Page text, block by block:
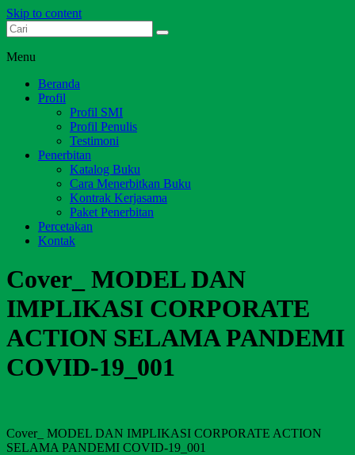
Skip to content
Dari Jambi untuk Indonesia
Menu
Beranda
Profil
Profil SMI
Profil Penulis
Testimoni
Penerbitan
Katalog Buku
Cara Menerbitkan Buku
Kontrak Kerjasama
Paket Penerbitan
Percetakan
Kontak
Cover_ MODEL DAN
IMPLIKASI CORPORATE
ACTION SELAMA PANDEMI
COVID-19_001
Cover_ MODEL DAN IMPLIKASI CORPORATE ACTION
SELAMA PANDEMI COVID-19_001